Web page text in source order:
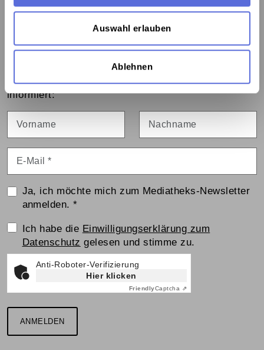
Auswahl erlauben
Ablehnen
mediathek@mediathek.at
Bleiben Sie über Neuigkeiten und Veranstaltungen
informiert:
Ja, ich möchte mich zum Mediatheks-Newsletter
anmelden.*
Einwilligungserklärung
Ich habe die Einwilligungserklärung zum
Datenschutz gelesen und stimme zu.
Anti-Roboter-Verifizierung
Hier klicken
FriendlyCaptcha ⇗
ANMELDEN